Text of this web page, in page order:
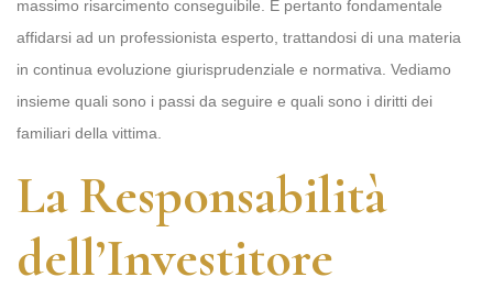
massimo risarcimento conseguibile. È pertanto fondamentale
affidarsi ad un professionista esperto, trattandosi di una materia
in continua evoluzione giurisprudenziale e normativa. Vediamo
insieme quali sono i passi da seguire e quali sono i diritti dei
familiari della vittima.
La Responsabilità
dell’Investitore